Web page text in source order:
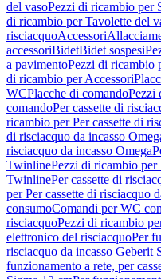
del vasoPezzi di ricambio per
di ricambio per Tavolette del
risciacquoAccessori
accessoriBidetBidet sospesi
a pavimentoPezzi di ricambio
di ricambio per Accessori
WCPlacche di comandoPezzi
comandoPer cassette di
ricambio per Per cassette di
di risciacquo da incasso
risciacquo da incasso Omega
TwinlinePezzi di ricambio per
TwinlinePer cassette di
per Per cassette di risciacquo
consumoComandi per WC
risciacquoPezzi di ricambio
elettronico del risciacquoPer
risciacquo da incasso Geberit
funzionamento a rete, per